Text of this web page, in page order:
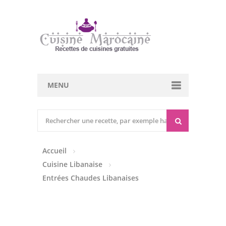
MENU
Entrées Froides
Tajines
Accueil
Cuisine Libanaise
Entrées Chaudes Libanaises